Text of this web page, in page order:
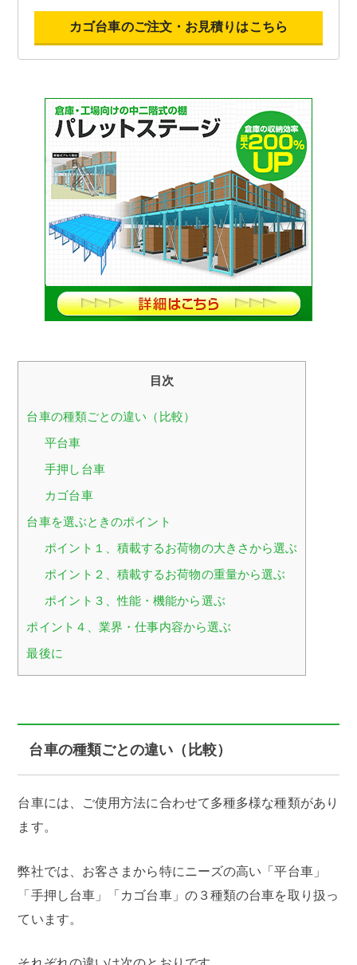
カゴ台車のご注文・お見積りはこちら
目次
台車の種類ごとの違い（比較）
平台車
手押し台車
カゴ台車
台車を選ぶときのポイント
ポイント１、積載するお荷物の大きさから選ぶ
ポイント２、積載するお荷物の重量から選ぶ
ポイント３、性能・機能から選ぶ
ポイント４、業界・仕事内容から選ぶ
最後に
台車の種類ごとの違い（比較）
台車には、ご使用方法に合わせて多種多様な種類があり
ます。
弊社では、お客さまから特にニーズの高い「平台車」
「手押し台車」「カゴ台車」の３種類の台車を取り扱っ
ています。